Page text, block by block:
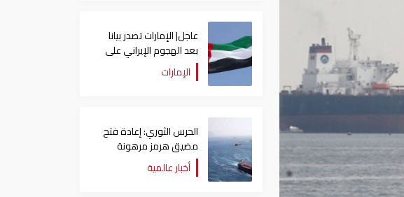
عاجل| الإمارات تصدر بيانا
بعد الهجوم الإيراني على
سفينة تابعة لـ"أدنوك"
الإمارات
الحرس الثوري: إعادة فتح
مضيق هرمز مرهونة
بقبول واشنطن الكامل
لشروط طهران
أخبار عالمية